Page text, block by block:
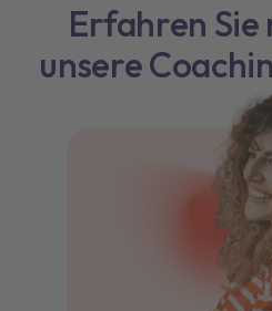
Erfahren
unsere